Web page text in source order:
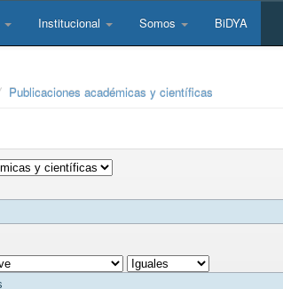
Institucional Somos BiDYA
Publicaciones académicas y científicas